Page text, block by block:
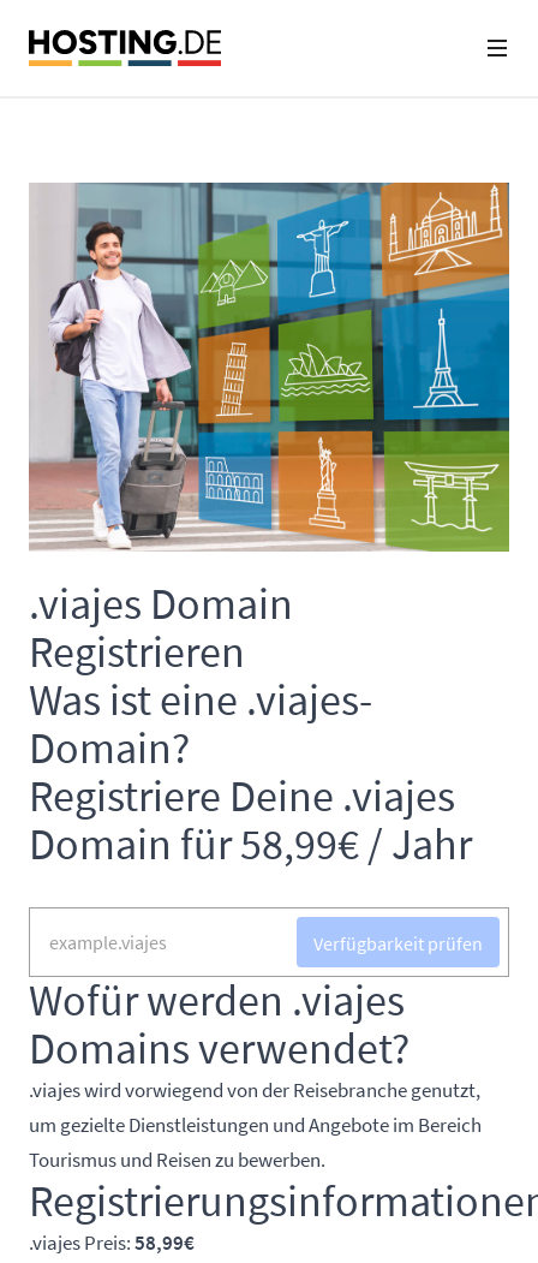
.viajes Domain
Registrieren
Was ist eine .viajes-
Domain?
Registriere Deine .viajes
Domain für 58,99€ / Jahr
Verfügbarkeit prüfen
Wofür werden .viajes
Domains verwendet?
.viajes wird vorwiegend von der Reisebranche genutzt,
um gezielte Dienstleistungen und Angebote im Bereich
Tourismus und Reisen zu bewerben.
.viajes Preis:58,99€